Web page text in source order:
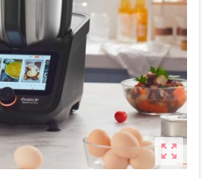
